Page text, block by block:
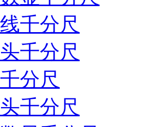
千分尺
千分尺
分尺
千分尺